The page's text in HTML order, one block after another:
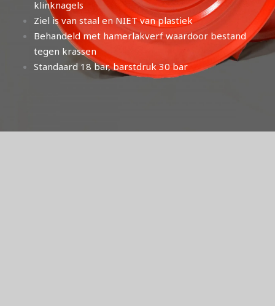
klinknagels
Ziel is van staal en NIET van plastiek
Behandeld met hamerlakverf waardoor bestand
tegen krassen
Standaard 18 bar, barstdruk 30 bar